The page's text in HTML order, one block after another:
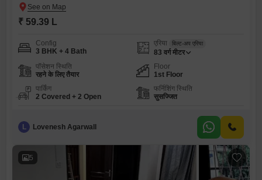
₹ 59.39 L
Config
3 BHK + 4 Bath
एरिया बिल्ट-अप एरिया
83 वर्ग मीटर
पॉसेशन स्थिति
रहने के लिए तैयार
Floor
1st Floor
पार्किंग
2 Covered + 2 Open
फर्निशिंग स्थिति
सुसज्जित
L Lovenesh Agarwall
5